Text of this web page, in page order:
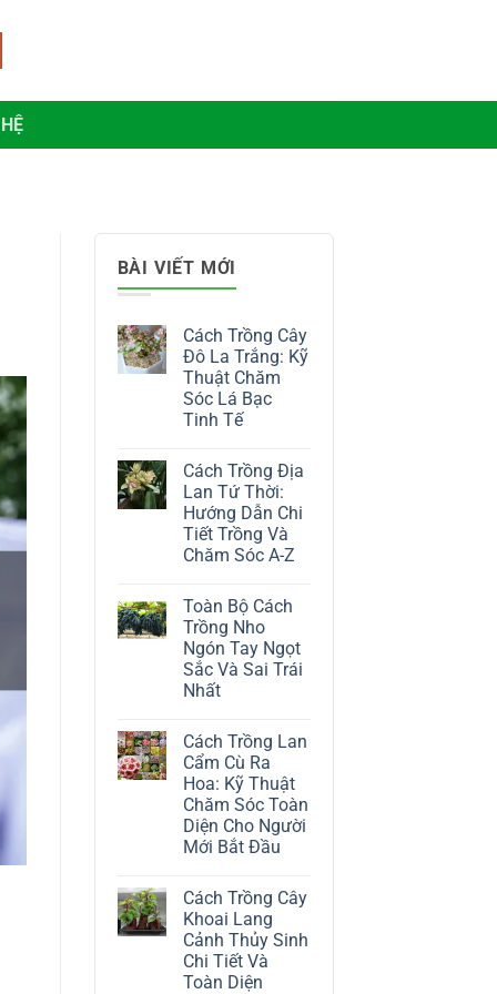
BÀI VIẾT MỚI
Cách Trồng Cây
Đô La Trắng: Kỹ
Thuật Chăm
Sóc Lá Bạc
Tinh Tế
bình
luận
ở
Cách
Trồng
Cây
Đô
Kỹ
Thuật
Chăm
Sóc
Lá
Bạc
Tinh
Cách Trồng Địa
Lan Tứ Thời:
Hướng Dẫn Chi
Tiết Trồng Và
Chăm Sóc A-Z
bình
luận
Cách
Trồng
Địa
Lan
Hướng
Dẫn
Chi
Tiết
Trồng
Và
Chăm
Sóc
A-
Toàn Bộ Cách
Trồng Nho
Ngón Tay Ngọt
Sắc Và Sai Trái
Nhất
bình
luận
ở
Toàn
Bộ
Cách
Trồng
Nho
Ngón
Sắc
Và
Sai
Trái
Nhất
Cách Trồng Lan
Cẩm Cù Ra
Hoa: Kỹ Thuật
Chăm Sóc Toàn
Diện Cho Người
Mới Bắt Đầu
bình
luận
ở
Cách
Trồng
Lan
Cẩm
Cách Trồng Cây
Khoai Lang
Cảnh Thủy Sinh
Chi Tiết Và
Toàn Diện